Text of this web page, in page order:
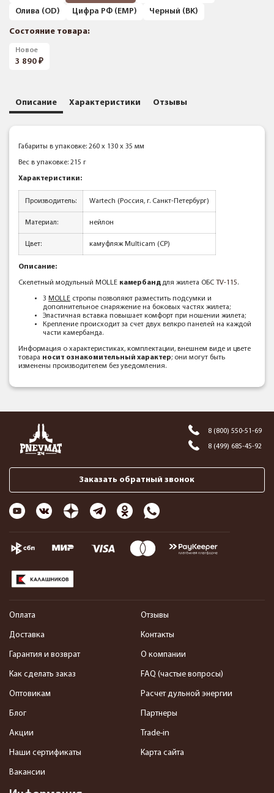
Олива (OD)
Цифра РФ (EMP) Черный (BK)
Состояние товара:
Новое
3 890
Описание Характеристики Отзывы
Габариты в упаковке: 260 x 130 x 35 мм
Вес в упаковке: 215 г
Характеристики:
Производитель: Wartech (Россия, г. Санкт-Петербург)
Материал: нейлон
Цвет: камуфляж Multicam (CP)
Описание:
Скелетный модульный MOLLE камербанд для жилета ОБС TV-115.
3 MOLLE стропы позволяют разместить подсумки и
дополнительное снаряжение на боковых частях жилета;
Эластичная вставка повышает комфорт при ношении жилета;
Крепление происходит за счет двух велкро панелей на каждой
части камербанда.
Информация о характеристиках, комплектации, внешнем виде и цвете
товара носит ознакомительный характер; они могут быть
изменены производителем без уведомления.
8 (800) 550-51-69
8 (499) 685-45-92
Заказать обратный звонок
Оплата
Доставка
Гарантия и возврат
Как сделать заказ
Оптовикам
Блог
Акции
Наши сертификаты
Вакансии
Отзывы
Контакты
О компании
FAQ (частые вопросы)
Расчет дульной энергии
Партнеры
Trade-in
Карта сайта